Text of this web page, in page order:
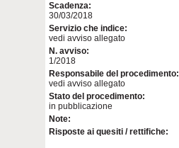
Scadenza:
30/03/2018
Servizio che indice:
vedi avviso allegato
N. avviso:
1/2018
Responsabile del procedimento:
vedi avviso allegato
Stato del procedimento:
in pubblicazione
Note:
Risposte ai quesiti / rettifiche: